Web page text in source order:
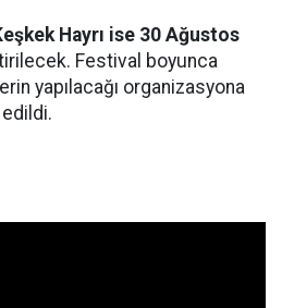
Hayrı ise 30 Ağustos
Festival boyunca
yapılacağı organizasyona